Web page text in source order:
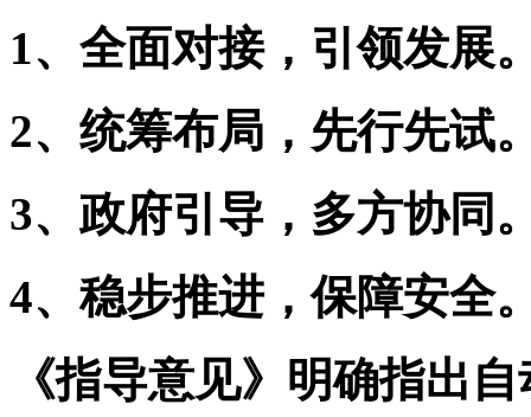
1、 全面对接，引领发展
2、 统筹布局，先行先试
3、政府引导，多方协同
4、稳步推进，保障安全
《指导意见》明确指出